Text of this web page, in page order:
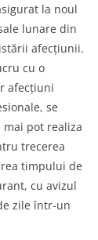
la noul
lunare din
afecţiunii.
cu o
afecţiuni
se
pot realiza
trecerea
timpului de
cu avizul
zile într-un